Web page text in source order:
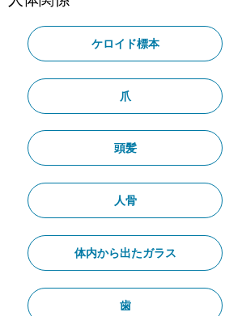
ケロイド標本
爪
頭髪
人骨
体内から出たガラス
歯